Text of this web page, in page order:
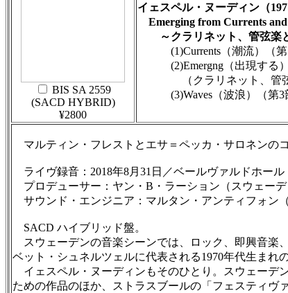
BIS SA 2559
(SACD HYBRID)
¥2800
イェスペル・ヌーディン（
Emerging from Currents and
～クラリネット、管弦楽と
(1)Currents（潮流）（第1
(2)Emergng（出現する）
（クラリネット、管弦楽
(3)Waves（波浪）（第3
マルティン・フレストとエサ＝ペッカ・サロネンの
ライヴ録音：2018年8月31日／ベールヴァルドホール
プロデューサー：ヤン・B・ラーション（スウェー
サウンド・エンジニア：マルタン・アンティフォン
SACD ハイブリッド盤。
スウェーデンの音楽シーンでは、ロック、即興音楽
ベット・シュネルツェルに代表される1970年代生まれ
イェスペル・ヌーディンもそのひとり。スウェーデ
ための作品のほか、ストラスブールの「フェスティヴ